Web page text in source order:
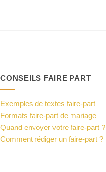
CONSEILS FAIRE PART
Exemples de textes faire-part
Formats faire-part de mariage
Quand envoyer votre faire-part ?
Comment rédiger un faire-part ?